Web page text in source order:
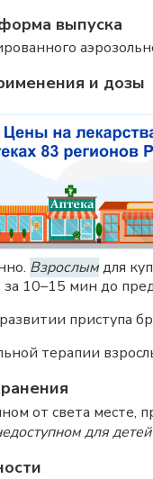
выпускa
и дозы
Взрослымдля
10–15 мин до
приступа
терапии
от света месте,
для